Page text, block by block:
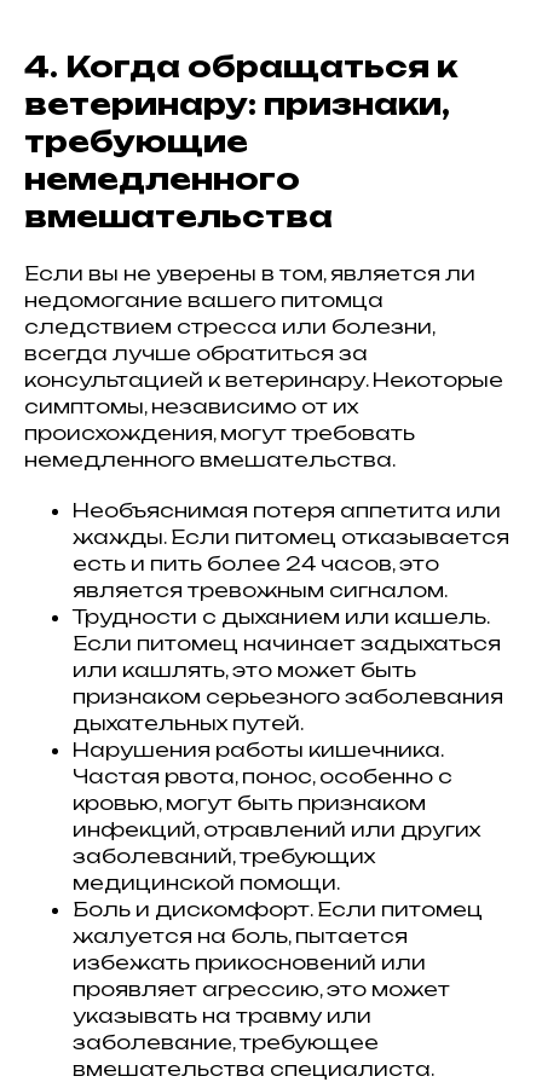
4. Когда обращаться к
ветеринару: признаки,
требующие
немедленного
вмешательства
Если вы не уверены в том, является ли
недомогание вашего питомца
следствием стресса или болезни,
всегда лучше обратиться за
консультацией к ветеринару. Некоторые
симптомы, независимо от их
происхождения, могут требовать
немедленного вмешательства.
Необъяснимая потеря аппетита или
жажды. Если питомец отказывается
есть и пить более 24 часов, это
является тревожным сигналом.
Трудности с дыханием или кашель.
Если питомец начинает задыхаться
или кашлять, это может быть
признаком серьезного заболевания
дыхательных путей.
Нарушения работы кишечника.
Частая рвота, понос, особенно с
кровью, могут быть признаком
инфекций, отравлений или других
заболеваний, требующих
медицинской помощи.
Боль и дискомфорт. Если питомец
жалуется на боль, пытается
избежать прикосновений или
проявляет агрессию, это может
указывать на травму или
заболевание, требующее
вмешательства специалиста.